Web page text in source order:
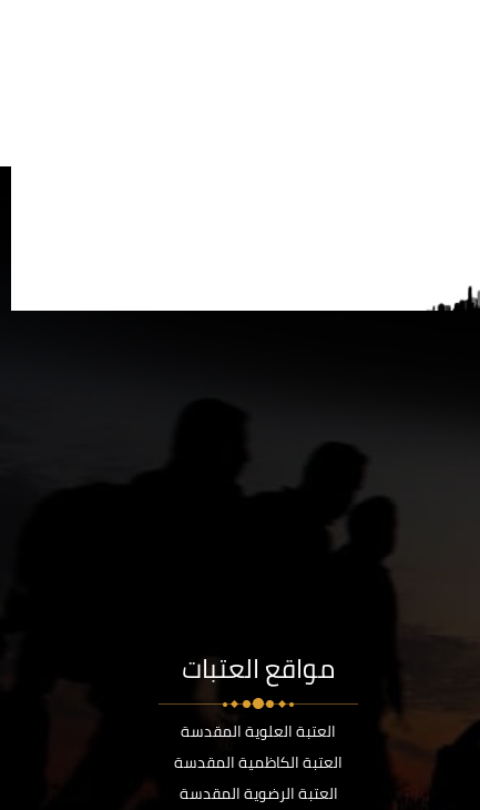
مواقع العتبات
العتبة العلوية المقدسة
العتبة الكاظمية المقدسة
العتبة الرضوية المقدسة